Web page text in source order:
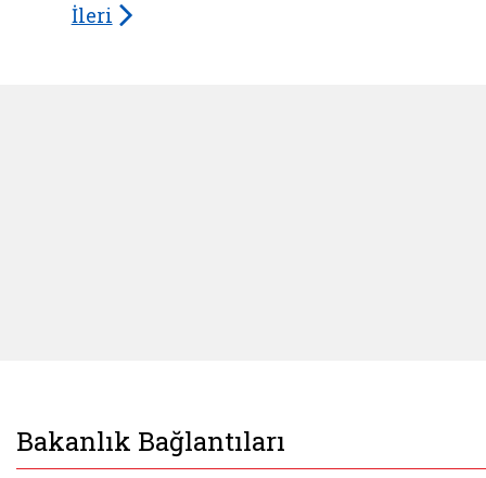
İleri
Bakanlık Bağlantıları